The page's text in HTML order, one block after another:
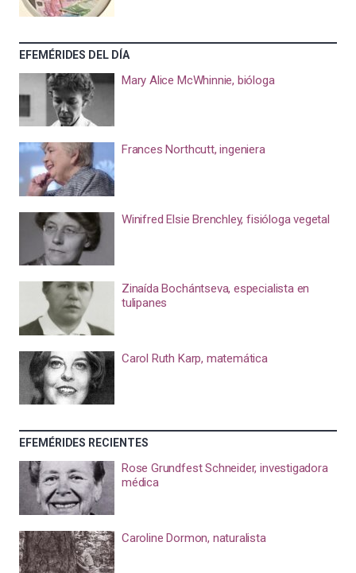
EFEMÉRIDES DEL DÍA
Mary Alice McWhinnie, bióloga
Frances Northcutt, ingeniera
Winifred Elsie Brenchley, fisióloga vegetal
Zinaída Bochántseva, especialista en
tulipanes
Carol Ruth Karp, matemática
EFEMÉRIDES RECIENTES
Rose Grundfest Schneider, investigadora
médica
Caroline Dormon, naturalista